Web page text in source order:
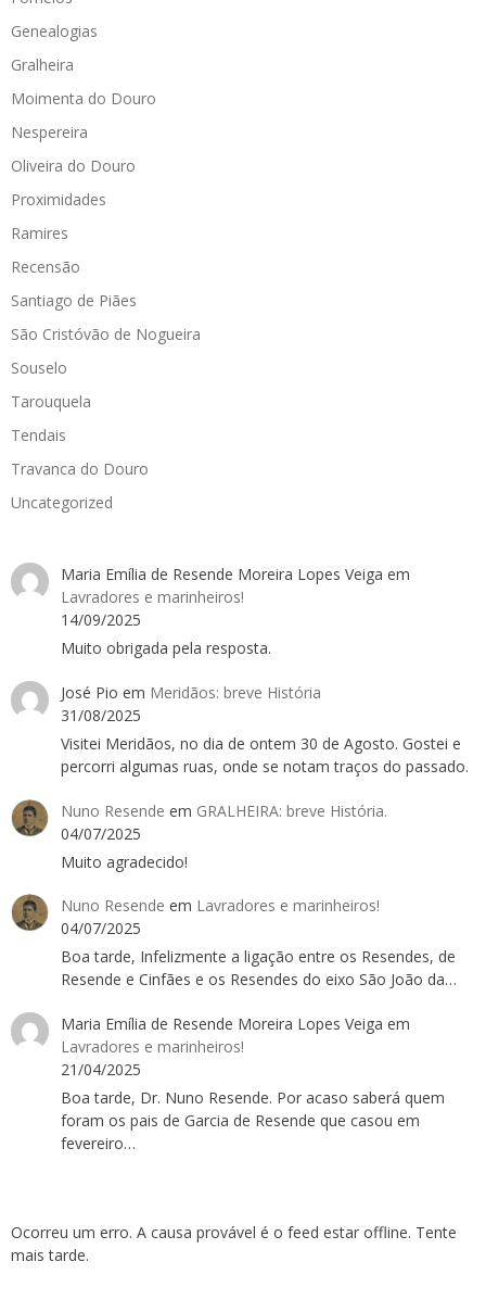
Genealogias
Gralheira
Moimenta do Douro
Nespereira
Oliveira do Douro
Proximidades
Ramires
Recensão
Santiago de Piães
São Cristóvão de Nogueira
Souselo
Tarouquela
Tendais
Travanca do Douro
Uncategorized
Maria Emília de Resende Moreira Lopes Veiga em
Lavradores e marinheiros!
14/09/2025
Muito obrigada pela resposta.
José Pio em Meridãos: breve História
31/08/2025
Visitei Meridãos, no dia de ontem 30 de Agosto. Gostei e
percorri algumas ruas, onde se notam traços do passado.
Nuno Resende em GRALHEIRA: breve História.
04/07/2025
Muito agradecido!
Nuno Resende em Lavradores e marinheiros!
04/07/2025
Boa tarde, Infelizmente a ligação entre os Resendes, de
Resende e Cinfães e os Resendes do eixo São João da…
Maria Emília de Resende Moreira Lopes Veiga em
Lavradores e marinheiros!
21/04/2025
Boa tarde, Dr. Nuno Resende. Por acaso saberá quem
foram os pais de Garcia de Resende que casou em
fevereiro…
Ocorreu um erro. A causa provável é o feed estar offline. Tente
mais tarde.